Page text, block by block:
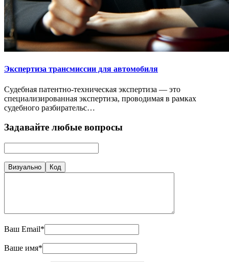
Экспертиза трансмиссии для автомобиля
Судебная патентно-техническая экспертиза — это
специализированная экспертиза, проводимая в рамках
судебного разбирательс…
Задавайте любые вопросы
Визуально Код
Ваш Email*
Ваше имя*